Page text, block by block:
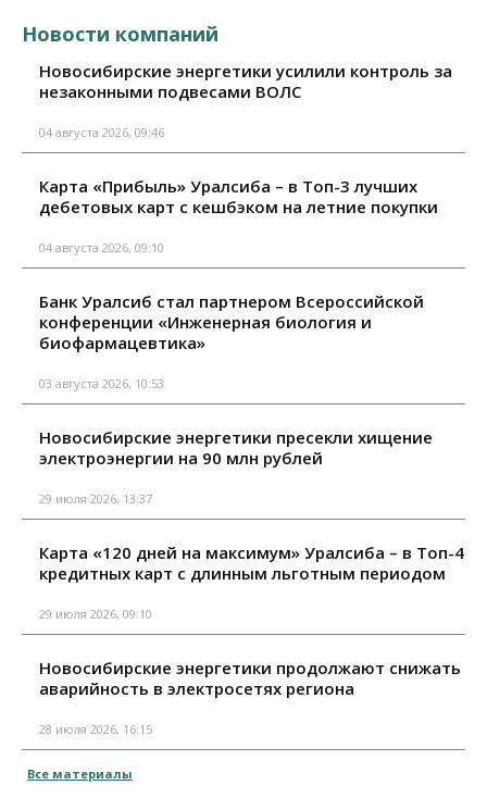
Новости компаний
Новосибирские энергетики усилили контроль за
незаконными подвесами ВОЛС
04 августа 2026, 09:46
Карта «Прибыль» Уралсиба – в Топ-3 лучших
дебетовых карт с кешбэком на летние покупки
04 августа 2026, 09:10
Банк Уралсиб стал партнером Всероссийской
конференции «Инженерная биология и
биофармацевтика»
03 августа 2026, 10:53
Новосибирские энергетики пресекли хищение
электроэнергии на 90 млн рублей
29 июля 2026, 13:37
Карта «120 дней на максимум» Уралсиба – в Топ-4
кредитных карт с длинным льготным периодом
29 июля 2026, 09:10
Новосибирские энергетики продолжают снижать
аварийность в электросетях региона
28 июля 2026, 16:15
Все материалы